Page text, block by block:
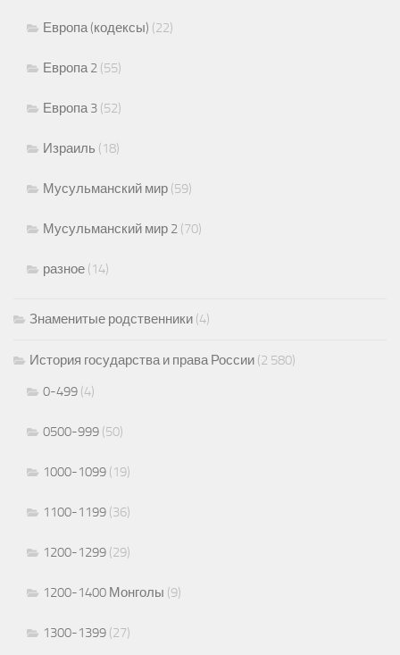
Европа (кодексы) (22)
Европа 2 (55)
Европа 3 (52)
Израиль (18)
Мусульманский мир (59)
Мусульманский мир 2 (70)
разное (14)
Знаменитые родственники (4)
История государства и права России (2 580)
0-499 (4)
0500-999 (50)
1000-1099 (19)
1100-1199 (36)
1200-1299 (29)
1200-1400 Монголы (9)
1300-1399 (27)